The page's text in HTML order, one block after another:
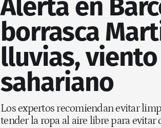
Alerta en
borrasca
lluvias,
sahariano
Los expertos recomiendan evitar
tender la ropa al aire libre para evitar